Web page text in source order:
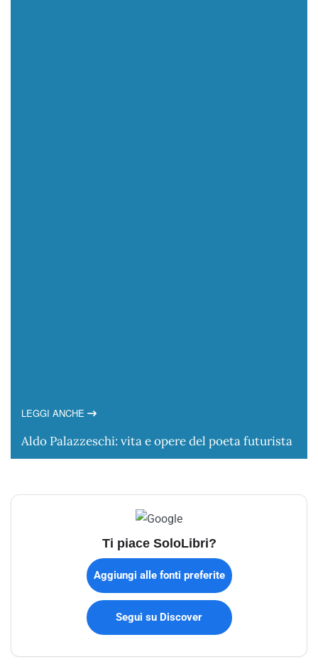
LEGGI ANCHE
Aldo Palazzeschi: vita e opere del poeta futurista
Ti piace SoloLibri?
Aggiungi alle fonti preferite
Segui su Discover